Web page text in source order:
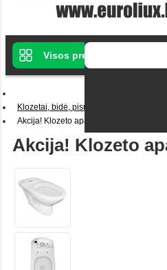
Visos prekės
Klozetai, bidė, pisuarai
Akcija! Klozeto apačia 2201 8812
Akcija! Klozeto